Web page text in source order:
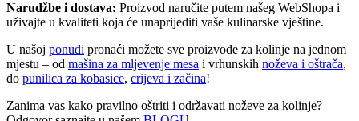
Narudžbe i dostava: Proizvod naručite putem našeg WebShopa i
uživajte u kvaliteti koja će unaprijediti vaše kulinarske vještine.
U našoj ponudi pronaći možete sve proizvode za kolinje na jednom
mjestu – od mašina za mljevenje mesa i vrhunskih noževa i oštrača,
do punilica za kobasice, crijeva i začina!
Zanima vas kako pravilno oštriti i održavati noževe za kolinje?